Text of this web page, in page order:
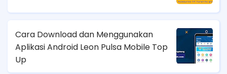
Cara Download dan Menggunakan
Aplikasi Android Leon Pulsa Mobile Top
Up